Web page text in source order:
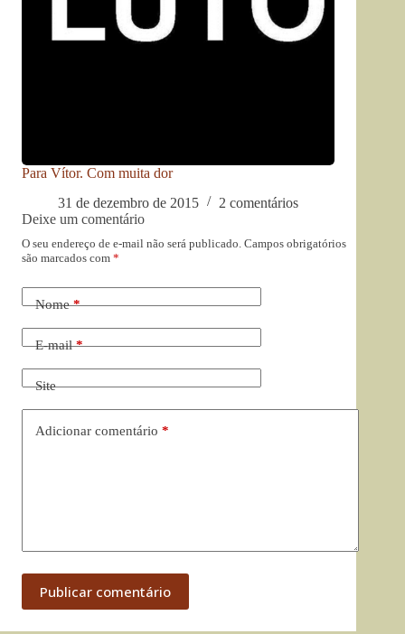
Para Vítor. Com muita dor
31 de dezembro de 2015
2 comentários
Deixe um comentário
O seu endereço de e-mail não será publicado. Campos obrigatórios
são marcados com *
Nome*
E-mail*
Site
Adicionar comentário *
Publicar comentário